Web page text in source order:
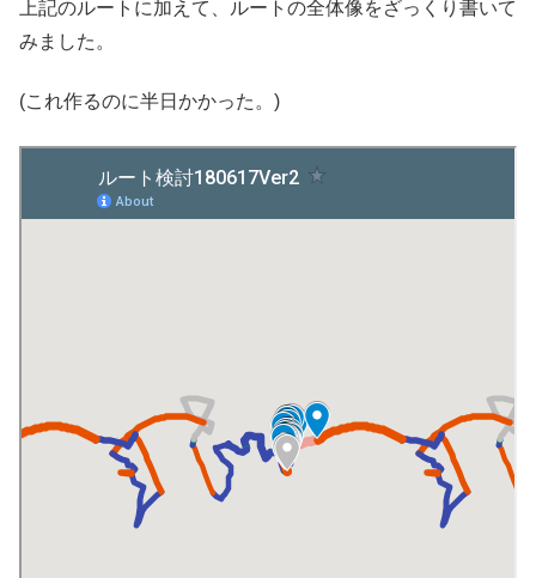
上記のルートに加えて、ルートの全体像をざっくり書いて
みました。
(これ作るのに半日かかった。)